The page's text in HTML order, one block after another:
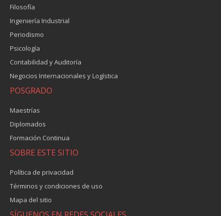
Filosofía
Ingeniería Industrial
Periodismo
Psicología
Contabilidad y Auditoría
Negocios Internacionales y Logística
POSGRADO
Maestrías
Diplomados
Formación Continua
SOBRE ESTE SITIO
Política de privacidad
Términos y condiciones de uso
Mapa del sitio